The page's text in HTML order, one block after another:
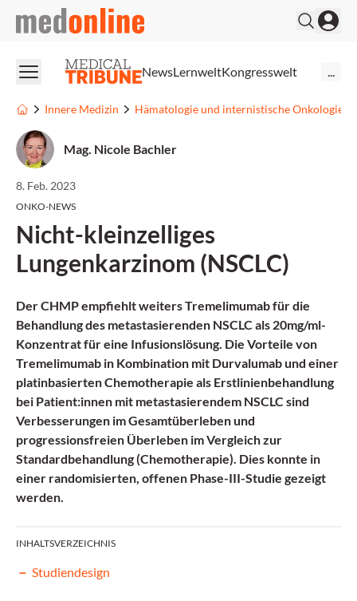
medonline
NewsLernweltKongresswelt
Innere Medizin Hämatologie und internistische Onkologie
Mag. Nicole Bachler
8. Feb. 2023
ONKO-NEWS
Nicht-kleinzelliges
Lungenkarzinom (NSCLC)
Der CHMP empfiehlt weiters Tremelimumab für die
Behandlung des metastasierenden NSCLC als 20mg/ml-
Konzentrat für eine Infusionslösung. Die Vorteile von
Tremelimumab in Kombination mit Durvalumab und einer
platinbasierten Chemotherapie als Erstlinienbehandlung
bei Patient:innen mit metastasierendem NSCLC sind
Verbesserungen im Gesamtüberleben und
progressionsfreien Überleben im Vergleich zur
Standardbehandlung (Chemotherapie). Dies konnte in
einer randomisierten, offenen Phase-III-Studie gezeigt
werden.
INHALTSVERZEICHNIS
Studiendesign